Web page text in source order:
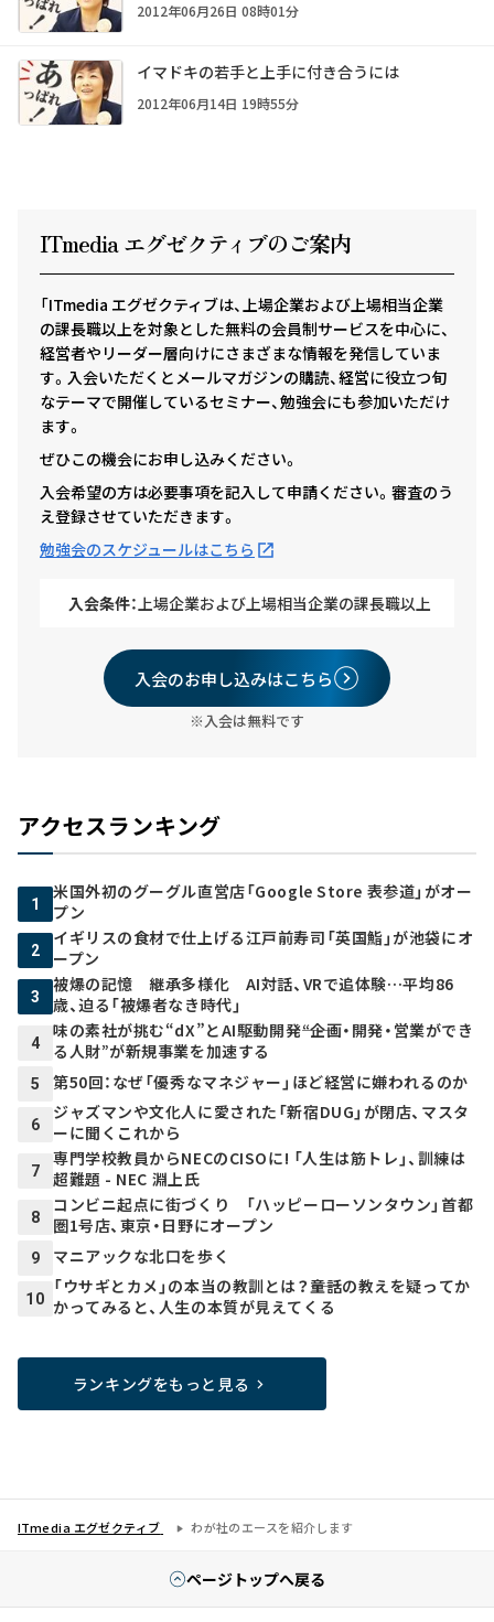
2012年06月26日 08時01分
イマドキの若手と上手に付き合うには
2012年06月14日 19時55分
ITmedia エグゼクティ ブのご案内
「ITmedia エグゼクティブは、上場企業および上場相当企業
の課長職以上を対象とした無料の会員制サービスを中心に、
経営者やリーダー層向けにさまざまな情報を発信していま
す。入会いただくとメールマガジンの購読、経営に役立つ旬
なテーマで開催しているセミナー、勉強会にも参加いただけ
ます。
ぜひこの機会にお申し込みください。
入会希望の方は必要事項を記入して申請ください。審査のう
え登録させていただきます。
勉強会のスケジュールはこちら
入会条件：上場企業および上場相当企業の課長職以上
入会のお申し込みはこちら
※入会は無料です
アクセスランキング
1
米国外初のグーグル直営店「Google Store 表参道」がオー
プン
2
イギリスの食材で仕上げる江戸前寿司「英国鮨」が池袋にオ
ープン
3
被爆の記憶 継承多様化 AI対話、VRで追体験…平均86
歳、迫る「被爆者なき時代」
4
味の素社が挑む“dX”とAI駆動開発――“企画・開発・営業ができ
る人財”が新規事業を加速する
5 第50回：なぜ「優秀なマネジャー」ほど経営に嫌われるのか
6
ジャズマンや文化人に愛された「新宿DUG」が閉店、マスタ
ーに聞くこれから
7
専門学校教員からNECのCISOに! 「人生は筋トレ」、訓練は
超難題 - NEC 淵上氏
8
コンビニ起点に街づくり 「ハッピーローソンタウン」首都
圏1号店、東京・日野にオープン
9 マニアックな北口を歩く
10
「ウサギとカメ」の本当の教訓とは？――童話の教えを疑ってか
かってみると、人生の本質が見えてくる
ランキングをもっと見る
ITmedia エグゼクティブ わが社のエースを紹介します
ページトップへ戻る